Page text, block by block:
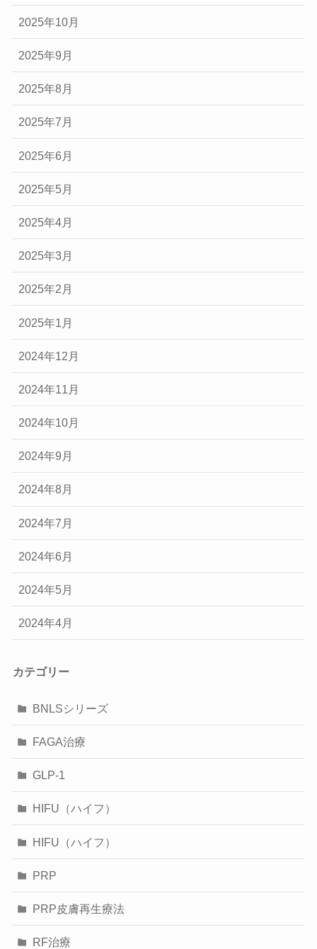
2025年10月
2025年9月
2025年8月
2025年7月
2025年6月
2025年5月
2025年4月
2025年3月
2025年2月
2025年1月
2024年12月
2024年11月
2024年10月
2024年9月
2024年8月
2024年7月
2024年6月
2024年5月
2024年4月
カテゴリー
BNLSシリーズ
FAGA治療
GLP-1
HIFU（ハイフ）
HIFU（ハイフ）
PRP
PRP皮膚再生療法
RF治療